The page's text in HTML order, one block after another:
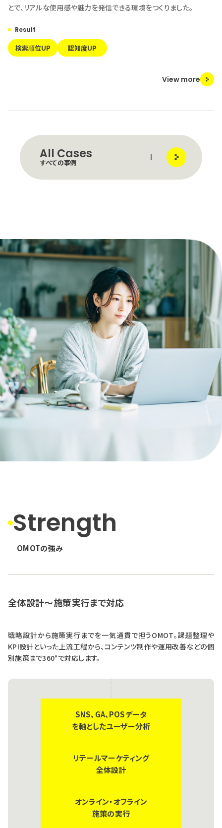
とで、リアルな使用感や魅力を発信できる環境をつくりました。
Result
検索順位UP 認知度UP
View more
All Cases
すべての事例
Strength
OMOTの強み
全体設計〜施策実行まで対応
戦略設計から施策実行までを一気通貫で担うOMOT。課題整理や
KPI設計といった上流工程から、コンテンツ制作や運用改善などの個
別施策まで360°で対応します。
SNS、GA、POSデータ
を軸としたユーザー分析
リテールマーケティング
全体設計
オンライン・オフライン
施策の実行